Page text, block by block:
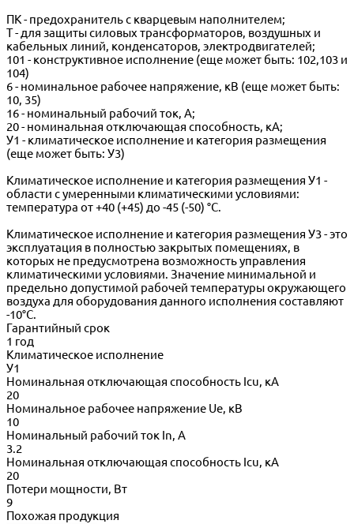
ПК - предохранитель с кварцевым наполнителем;
Т - для защиты силовых трансформаторов, воздушных и
кабельных линий, конденсаторов, электродвигателей;
101 - конструктивное исполнение (еще может быть: 102,103 и
104)
6 - номинальное рабочее напряжение, кВ (еще может быть:
10, 35)
16 - номинальный рабочий ток, А;
20 - номинальная отключающая способность, кА;
У1 - климатическое исполнение и категория размещения
(еще может быть: У3)
Климатическое исполнение и категория размещения У1 -
области с умеренными климатическими условиями:
температура от +40 (+45) до -45 (-50) °С.
Климатическое исполнение и категория размещения У3 - это
эксплуатация в полностью закрытых помещениях, в
которых не предусмотрена возможность управления
климатическими условиями. Значение минимальной и
предельно допустимой рабочей температуры окружающего
воздуха для оборудования данного исполнения составляют
-10°С.
Гарантийный срок
1 год
Климатическое исполнение
У1
Номинальная отключающая способность Icu, кА
20
Номинальное рабочее напряжение Ue, кВ
10
Номинальный рабочий ток In, А
3.2
Номинальная отключающая способность Icu, кА
20
Потери мощности, Вт
9
Похожая продукция